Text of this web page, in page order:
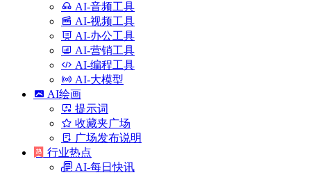
AI-音频工具
AI-视频工具
AI-办公工具
AI-营销工具
AI-编程工具
AI-大模型
AI绘画
提示词
收藏夹广场
广场发布说明
行业热点
AI-每日快讯